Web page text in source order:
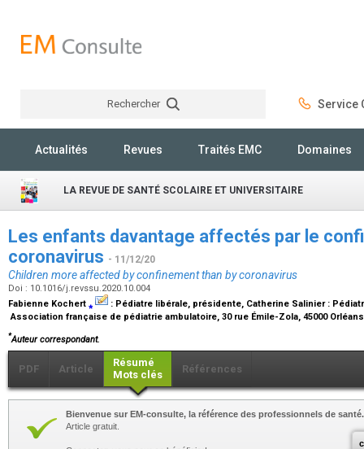
Rechercher Service
Actualités Revues Traités EMC Domaines
LA REVUE DE SANTÉ SCOLAIRE ET UNIVERSITAIRE
Les enfants davantage affectés par le
coronavirus - 11/12/20
Children more affected by confinement than by coronavirus
Doi : 10.1016/j.revssu.2020.10.004
Fabienne Kochert ⁎ : Pédiatre libérale, présidente, Catherine Salinier :
Association française de pédiatrie ambulatoire, 30 rue Émile-Zola, 45000
*Auteur correspondant.
PDF Article
Résumé
Mots clés
Références
Bienvenue sur EM-consulte, la référence des professionnels de santé.
Article gratuit.